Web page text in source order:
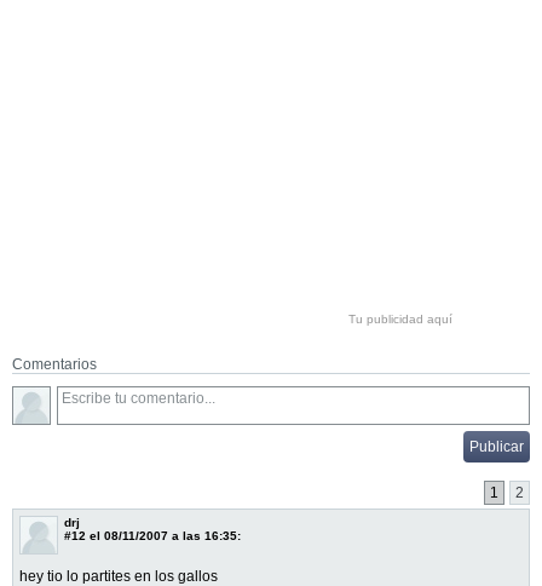
Tu publicidad aquí
Comentarios
1 2
drj
#12 el 08/11/2007 a las 16:35:
hey tio lo partites en los gallos